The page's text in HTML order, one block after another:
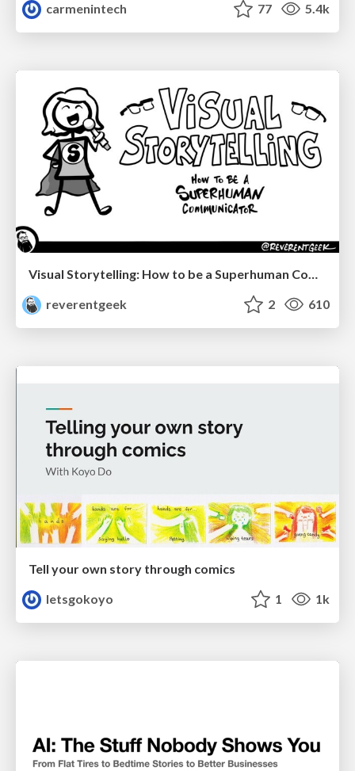
carmenintech
77 5.4k
Visual Storytelling: How to be a Superhuman Communicator
reverentgeek
2 610
Tell your own story through comics
letsgokoyo
1 1k